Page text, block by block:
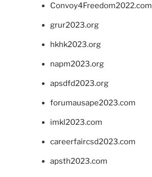
Convoy4Freedom2022.com
grur2023.org
hkhk2023.org
napm2023.org
apsdfd2023.org
forumausape2023.com
imkl2023.com
careerfaircsd2023.com
apsth2023.com